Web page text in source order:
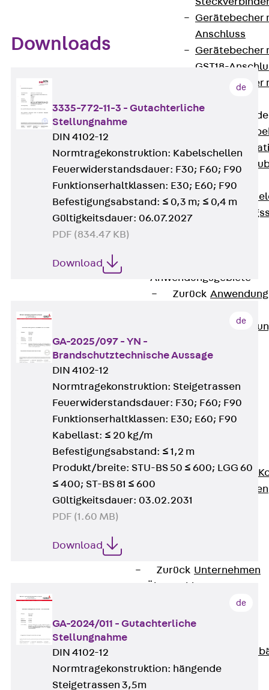
Gerätebecher
Anschluss
Gerätebecher
GST18-
Gerätebecher
Zubehör für
Optionales
Ersatzteile
Anwendungsgebiete
Zurück
Bodengeführte
Tunnel
Dachflächen
Services
Zurück Services
Montage
Beratung, Planung,
Individuelle Lösungen
Referenzen
Zurück Unternehmen
Über PohlCon
Werte & Philosophie
Service & Qualität
Mitgliedschaften &
Aktuelles
Downloads
de
3335-772-11-3 - Gutachterliche
Stellungnahme
DIN 4102-12
Normtragekonstruktion: Kabelschellen
Feuerwiderstandsdauer: F30; F60; F90
Funktionserhaltklassen: E30; E60; F90
Befestigungsabstand: ≤ 0,3 m; ≤ 0,4 m
Gültigkeitsdauer: 06.07.2027
PDF (834.47 KB)
Download
de
GA-2025/097 - YN -
Brandschutztechnische Aussage
DIN 4102-12
Normtragekonstruktion: Steigetrassen
Feuerwiderstandsdauer: F30; F60; F90
Funktionserhaltklassen: E30; E60; F90
Kabellast: ≤ 20 kg/m
Befestigungsabstand: ≤ 1,2 m
Produkt/breite: STU-BS 50 ≤ 600; LGG 60
≤ 400; ST-BS 81 ≤ 600
Gültigkeitsdauer: 03.02.2031
PDF (1.60 MB)
Download
de
GA-2024/011 - Gutachterliche
Stellungnahme
DIN 4102-12
Normtragekonstruktion: hängende
Steigetrassen 3,5m